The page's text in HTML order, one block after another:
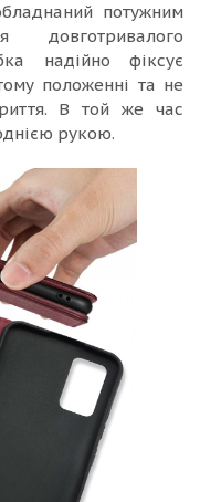
потужним
надійно фіксує
положенні та не
В той же час
рукою.